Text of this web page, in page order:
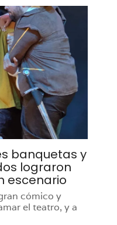
banquetas y
lograron
escenario
cómico y
el teatro, y a